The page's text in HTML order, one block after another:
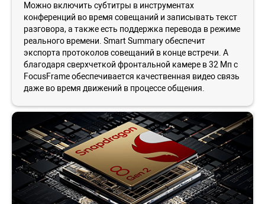
Можно включить субтитры в инструментах
конференций во время совещаний и записывать текст
разговора, а также есть поддержка перевода в режиме
реального времени. Smart Summary обеспечит
экспорта протоколов совещаний в конце встречи. А
благодаря сверхчеткой фронтальной камере в 32 Мп с
FocusFrame обеспечивается качественная видео связь
даже во время движений в процессе общения.